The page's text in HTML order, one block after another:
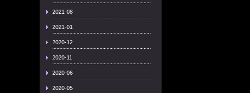
2021-08
2021-01
2020-12
2020-11
2020-06
2020-05